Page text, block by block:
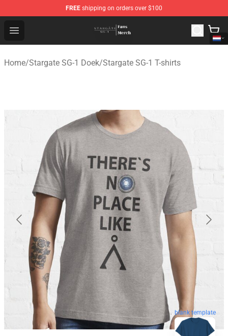
FREE shipping on orders over $100
Open menu
Stargate SG-1 Store - Official Stargate SG-1
Home/Stargate SG-1 Doek/Stargate SG-1 T-shirts
blank template